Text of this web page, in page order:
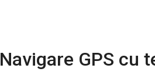
Navigare GPS cu